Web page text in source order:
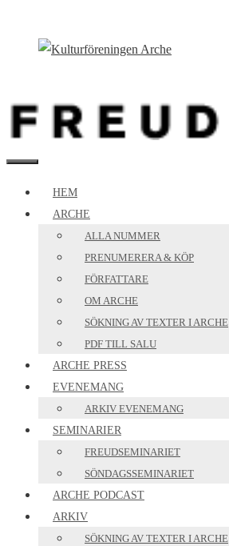
MENY
HEM
ARCHE
ALLA NUMMER
PRENUMERERA & KÖP
FÖRFATTARE
OM ARCHE
SÖKNING AV TEXTER I ARCHE
PDF TILL SALU
ARCHE PRESS
EVENEMANG
ARKIV EVENEMANG
SEMINARIER
FREUDSEMINARIET
SÖNDAGSSEMINARIET
ARCHE PODCAST
ARKIV
SÖKNING AV TEXTER I ARCHE